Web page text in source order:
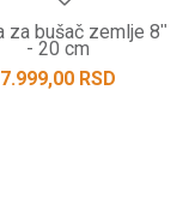
za bušač zemlje 8ʺ
- 20 cm
7.999,00 RSD